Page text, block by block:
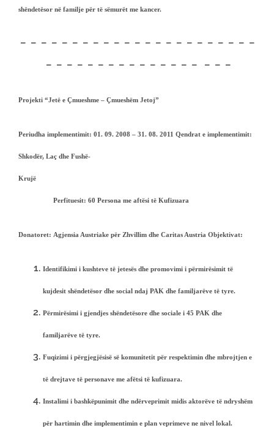
shëndetësor në familje për të sëmurët me kancer.
– – – – – – – – – – – – – – – – – – – – – – –
– – – – – – – – – – – – – – – – – –
Projekti “Jetë e Çmueshme – Çmueshëm Jetoj”
Periudha implementimit: 01. 09. 2008 – 31. 08. 2011 Qendrat e implementimit:
Shkodër, Laç dhe Fushë-
Krujë
Perfituesit: 60 Persona me aftësi të Kufizuara
Donatoret: Agjensia Austriake për Zhvillim dhe Caritas Austria Objektivat:
Identifikimi i kushteve të jetesës dhe promovimi i përmirësimit të
kujdesit shëndetësor dhe social ndaj PAK dhe familjarëve të tyre.
Përmirësimi i gjendjes shëndetësore dhe sociale i 45 PAK dhe
familjarëve të tyre.
Fuqizimi i përgjegjësisë së komunitetit për respektimin dhe mbrojtjen e
të drejtave të personave me afëtsi të kufizuara.
Instalimi i bashkëpunimit dhe ndërveprimit midis aktorëve të ndryshëm
për hartimin dhe implementimin e plan veprimeve ne nivel lokal.